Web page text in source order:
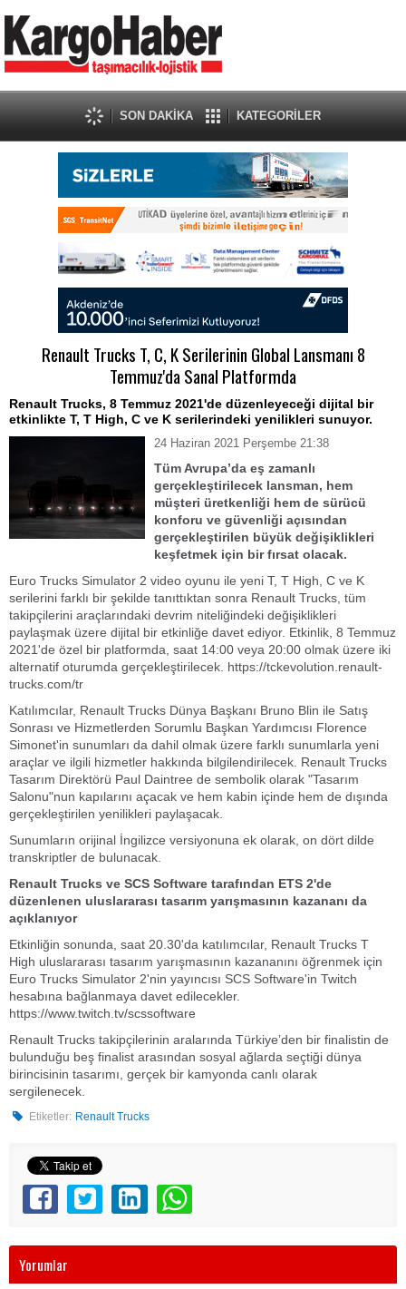
SON DAKİKA KATEGORİLER
Renault Trucks T, C, K Serilerinin Global Lansmanı 8
Temmuz'da Sanal Platformda
Renault Trucks, 8 Temmuz 2021'de düzenleyeceği dijital bir
etkinlikte T, T High, C ve K serilerindeki yenilikleri sunuyor.
24 Haziran 2021 Perşembe 21:38
Tüm Avrupa’da eş zamanlı
gerçekleştirilecek lansman, hem
müşteri üretkenliği hem de sürücü
konforu ve güvenliği açısından
gerçekleştirilen büyük değişiklikleri
keşfetmek için bir fırsat olacak.
Euro Trucks Simulator 2 video oyunu ile yeni T, T High, C ve K
serilerini farklı bir şekilde tanıttıktan sonra Renault Trucks, tüm
takipçilerini araçlarındaki devrim niteliğindeki değişiklikleri
paylaşmak üzere dijital bir etkinliğe davet ediyor. Etkinlik, 8 Temmuz
2021'de özel bir platformda, saat 14:00 veya 20:00 olmak üzere iki
alternatif oturumda gerçekleştirilecek. https://tckevolution.renault-
trucks.com/tr
Katılımcılar, Renault Trucks Dünya Başkanı Bruno Blin ile Satış
Sonrası ve Hizmetlerden Sorumlu Başkan Yardımcısı Florence
Simonet'in sunumları da dahil olmak üzere farklı sunumlarla yeni
araçlar ve ilgili hizmetler hakkında bilgilendirilecek. Renault Trucks
Tasarım Direktörü Paul Daintree de sembolik olarak "Tasarım
Salonu"nun kapılarını açacak ve hem kabin içinde hem de dışında
gerçekleştirilen yenilikleri paylaşacak.
Sunumların orijinal İngilizce versiyonuna ek olarak, on dört dilde
transkriptler de bulunacak.
Renault Trucks ve SCS Software tarafından ETS 2'de
düzenlenen uluslararası tasarım yarışmasının kazananı da
açıklanıyor
Etkinliğin sonunda, saat 20.30'da katılımcılar, Renault Trucks T
High uluslararası tasarım yarışmasının kazananını öğrenmek için
Euro Trucks Simulator 2'nin yayıncısı SCS Software'in Twitch
hesabına bağlanmaya davet edilecekler.
https://www.twitch.tv/scssoftware
Renault Trucks takipçilerinin aralarında Türkiye’den bir finalistin de
bulunduğu beş finalist arasından sosyal ağlarda seçtiği dünya
birincisinin tasarımı, gerçek bir kamyonda canlı olarak
sergilenecek.
Etiketler: Renault Trucks
Yorumlar